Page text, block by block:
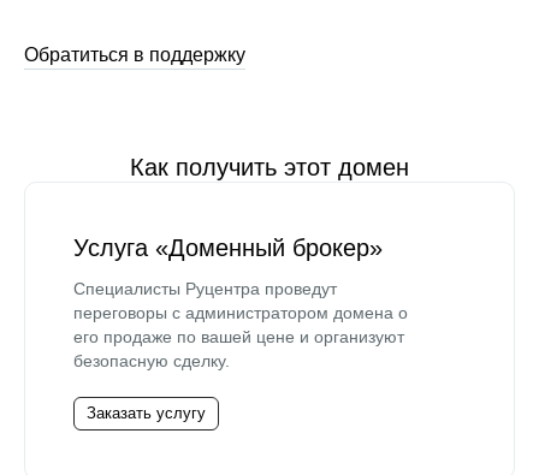
Обратиться в поддержку
Как получить этот домен
Услуга «Доменный брокер»
Специалисты Руцентра проведут
переговоры с администратором домена о
его продаже по вашей цене и организуют
безопасную сделку.
Заказать услугу